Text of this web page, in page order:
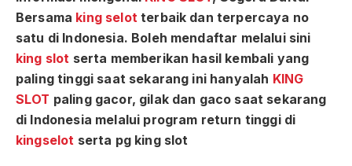
Bersama king selot terbaik dan terpercaya no
satu di Indonesia. Boleh mendaftar melalui sini
king slot serta memberikan hasil kembali yang
paling tinggi saat sekarang ini hanyalah KING
SLOT paling gacor, gilak dan gaco saat sekarang
di Indonesia melalui program return tinggi di
kingselot serta pg king slot